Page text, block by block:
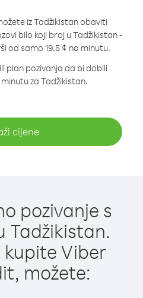
iz Tadžikistan obaviti
bilo koji broj u Tadžikistan -
od samo 19.5 ¢ na minutu.
plan pozivanja da bi dobili
za Tadžikistan.
cijene
pozivanje s
Tadžikistan.
Viber
možete: